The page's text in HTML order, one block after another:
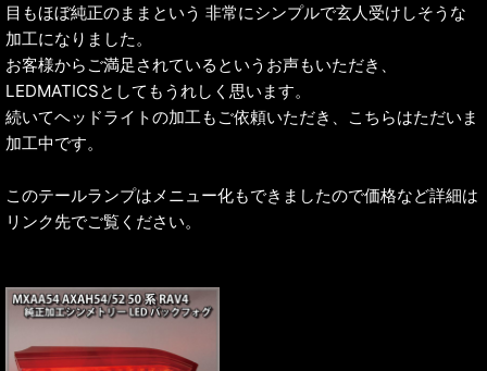
目もほぼ純正のままという 非常にシンプルで玄人受けしそうな
加工になりました。
お客様からご満足されているというお声もいただき、
LEDMATICSとしてもうれしく思います。
続いてヘッドライトの加工もご依頼いただき、こちらはただいま
加工中です。
このテールランプはメニュー化もできましたので価格など詳細は
リンク先でご覧ください。